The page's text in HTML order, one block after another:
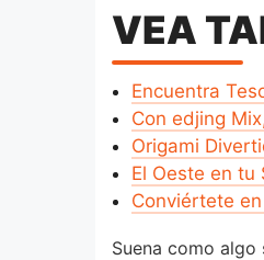
VEA
Encuentra
Con edjing
Origami
El Oeste en tu
Conviértete
Suena como